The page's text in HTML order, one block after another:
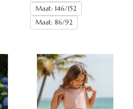
Maat: 146/152
Maat: 86/92